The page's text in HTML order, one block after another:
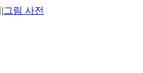
|그림 사전